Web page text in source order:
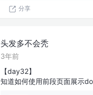
分享
头发多不会秃
3年前
【day32】
知道如何使用前段页面展示